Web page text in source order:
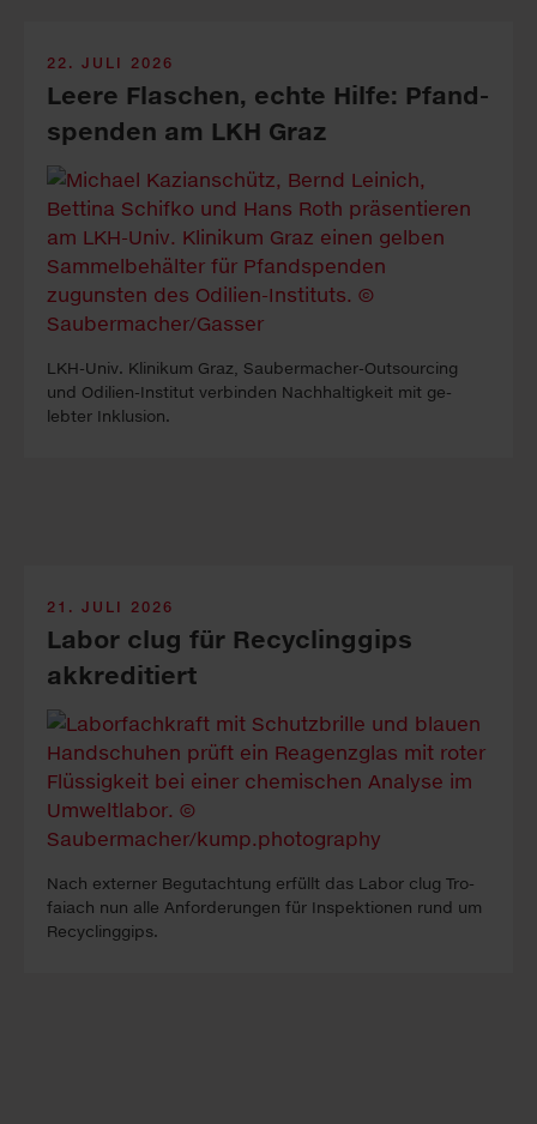
22. JULI 2026
Leere Fla­sch­en, echte Hil­fe: Pfand­
spen­den am LKH Graz
LKH-Univ. Kli­ni­kum Graz, Sauber­macher-Out­sour­cing
und Odilien-In­stitut ver­binden Nach­haltig­keit mit ge­
lebter In­klus­ion.
21. JULI 2026
Labor clug für Recyclinggips
akkreditiert
Nach ex­ter­ner Be­gutacht­ung erfüllt das La­bor clug Tro­
faiach nun alle An­forder­ung­en für In­spekt­ion­en rund um
Re­cyc­ling­gips.